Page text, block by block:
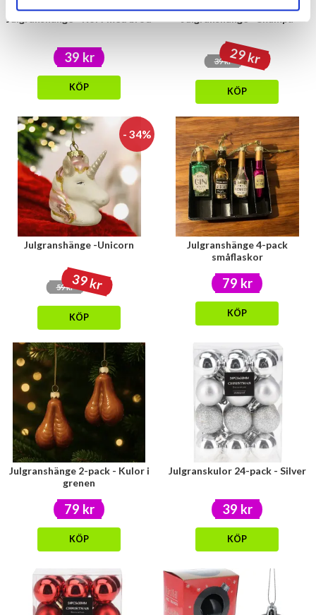
Julgranshänge - Korv med bröd
39 kr
KÖP
39 kr29 kr
KÖP
- 34%
Julgranshänge -Unicorn
59 kr39 kr
KÖP
Julgranshänge 4-pack
småflaskor
79 kr
KÖP
Julgranshänge 2-pack - Kulor i
grenen
79 kr
KÖP
Julgranskulor 24-pack - Silver
39 kr
KÖP